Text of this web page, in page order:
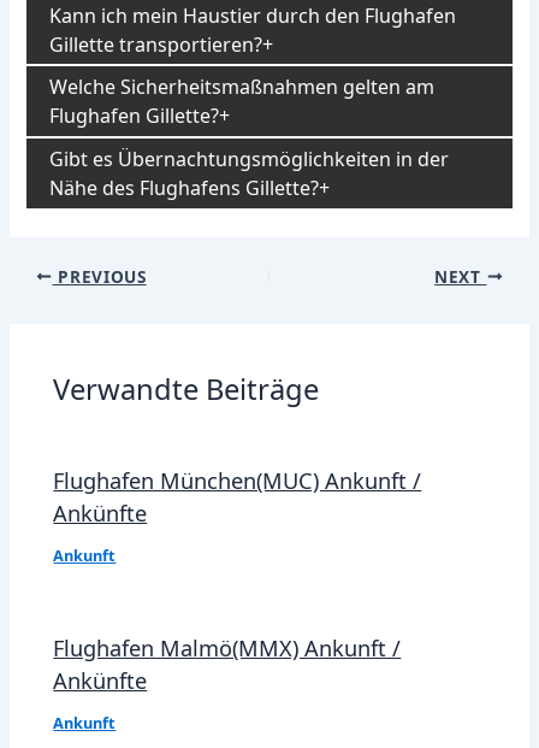
Kann ich mein Haustier durch den Flughafen
Gillette transportieren?
Welche Sicherheitsmaßnahmen gelten am
Flughafen Gillette?
Gibt es Übernachtungsmöglichkeiten in der
Nähe des Flughafens Gillette?
Post
PREVIOUS NEXT
Verwandte Beiträge
Flughafen München(MUC) Ankunft /
Ankünfte
Ankunft
Flughafen Malmö(MMX) Ankunft /
Ankünfte
Ankunft